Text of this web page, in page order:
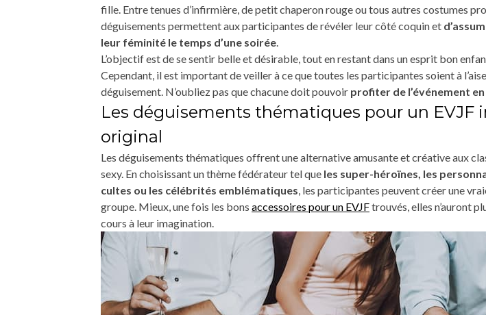
fille. Entre tenues d’infirmière, de petit chaperon rouge ou tous autres costumes
déguisements permettent aux participantes de révéler leur côté coquin et
leur féminité le temps d’une soirée.
L’objectif est de se sentir belle et désirable, tout en restant dans un esprit bon
Cependant, il est important de veiller à ce que toutes les participantes soient à
déguisement. N’oubliez pas que chacune doit pouvoir profiter de l’événement
Les déguisements thématiques pour un EVJF
original
Les déguisements thématiques offrent une alternative amusante et créative aux
sexy. En choisissant un thème fédérateur tel que les super-héroïnes, les
cultes ou les célébrités emblématiques, les participantes peuvent créer une
groupe. Mieux, une fois les bons accessoires pour un EVJFtrouvés, elles n’auront
cours à leur imagination.